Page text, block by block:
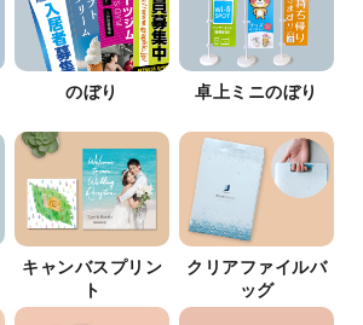
のぼり 卓上ミニのぼり
キャンバスプリン
ト
クリアファイルバ
ッグ